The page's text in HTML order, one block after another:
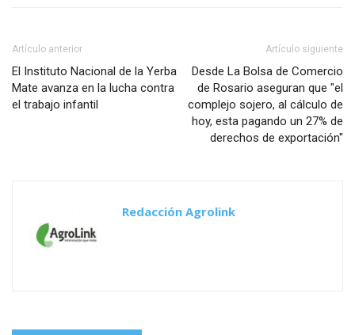
Artículo anterior
El Instituto Nacional de la Yerba
Mate avanza en la lucha contra
el trabajo infantil
Artículo siguiente
Desde La Bolsa de Comercio
de Rosario aseguran que "el
complejo sojero, al cálculo de
hoy, esta pagando un 27% de
derechos de exportación"
Redacción Agrolink